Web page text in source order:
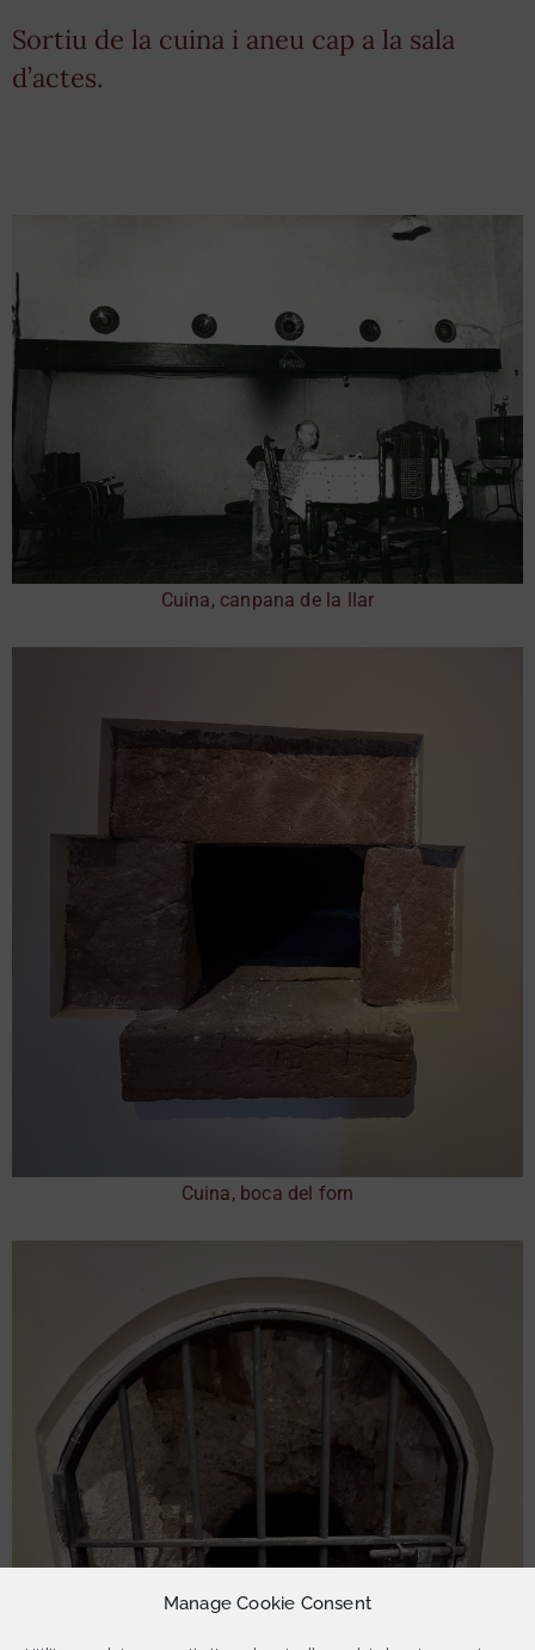
Manage Cookie Consent
Sortiu de la cuina i aneu cap a la sala
d’actes.
Cuina, canpana de la llar
Cuina, boca del forn